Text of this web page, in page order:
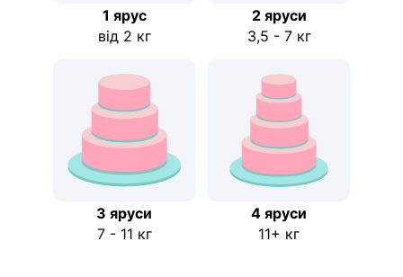
1 ярус
від 2 кг
2 яруси
3,5 - 7 кг
3 яруси
7 - 11 кг
4 яруси
11+ кг